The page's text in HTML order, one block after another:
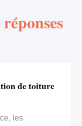
de toiture
les